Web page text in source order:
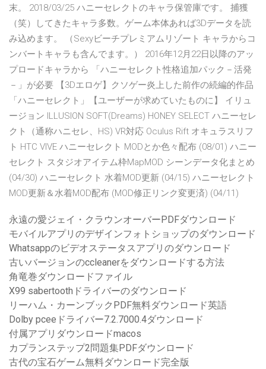
末。 2018/03/25 ハニーセレクトのキャラ保管庫です。 捕獲
（笑）してきたキャラ多数。ゲーム本体あれば3Dデータを読
み込めます。 （Sexyビーチプレミアムリゾート キャラからコ
ンバートキャラも含んでます。） 2016年12月22日以降のアッ
プロードキャラから 「ハニーセレクト性格追加パック－活発
－」が必要 【3Dエロゲ】クソゲー炎上した前作の続編的作品
「ハニーセレクト」【ユーザーが求めていたものに】 イリュ
ージョン ILLUSION SOFT(Dreams) HONEY SELECT ハニーセレ
クト（通称ハニセレ、HS) VR対応 Oculus Rift オキュラスリフ
ト HTC VIVE ハニーセレクト MODとか色々配布 (08/01) ハニー
セレクト スタジオアイテム枠MapMOD シーンデータ化まとめ
(04/30) ハニーセレクト 水着MOD更新 (04/15) ハニーセレクト
MOD更新＆水着MOD配布 (MOD修正リンク変更済) (04/11)
永遠の愛ジェイ・クラウンオーバーPDFダウンロード
モバイルアプリのデザインフォトショップのダウンロード
Whatsappのビデオステータスアプリのダウンロード
古いバージョンのccleanerをダウンロードする方法
角竜巻ダウンロードファイル
X99 sabertoothドライバーのダウンロード
リーハム・カーンブックPDF無料ダウンロード英語
Dolby pceeドライバー7.2.7000.4ダウンロード
付属アプリダウンロードmacos
カプランステップ2問題集PDFダウンロード
古代の宝石ゲーム無料ダウンロード完全版